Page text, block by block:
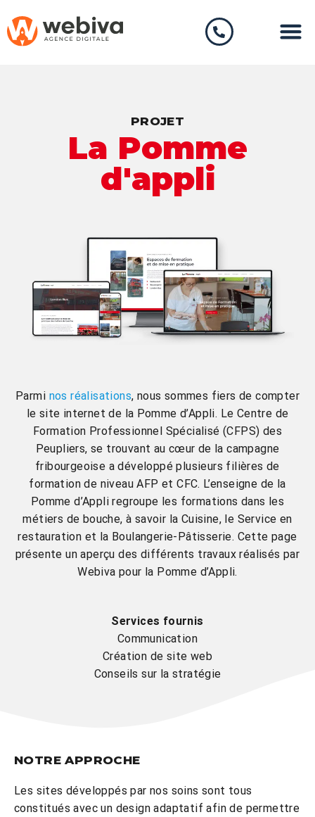
PROJET
La Pomme
d'appli
Parmi nos réalisations, nous sommes fiers de compter
le site internet de la Pomme d’Appli. Le Centre de
Formation Professionnel Spécialisé (CFPS) des
Peupliers, se trouvant au cœur de la campagne
fribourgeoise a développé plusieurs filières de
formation de niveau AFP et CFC. L’enseigne de la
Pomme d’Appli regroupe les formations dans les
métiers de bouche, à savoir la Cuisine, le Service en
restauration et la Boulangerie-Pâtisserie. Cette page
présente un aperçu des différents travaux réalisés par
Webiva pour la Pomme d’Appli.
Services fournis
Communication
Création de site web​​
Conseils sur la stratégie
NOTRE APPROCHE
Les sites développés par nos soins sont tous
constitués avec un design adaptatif afin de permettre